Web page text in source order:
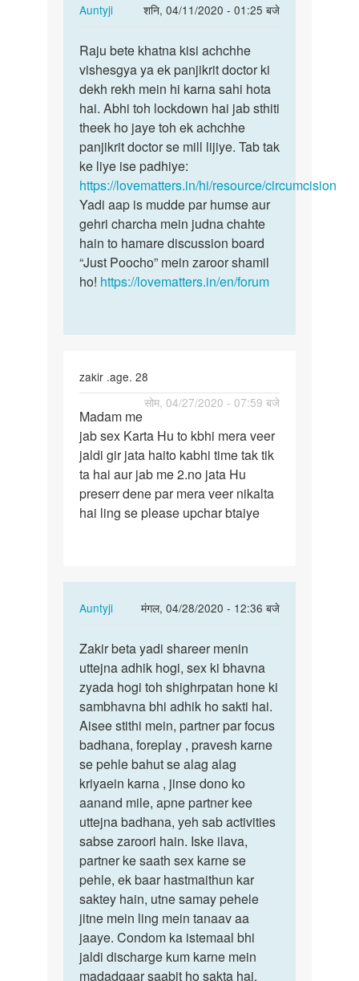
Auntyji
शनि, 04/11/2020 - 01:25 बजे
In
to
Mai
apna
penis
khatna…
by
Raju
kumar
Raju
bete
khatna
kisi…
Raju bete khatna kisi achchhe
vishesgya ya ek panjikrit doctor ki
dekh rekh mein hi karna sahi hota
hai. Abhi toh lockdown hai jab sthiti
theek ho jaye toh ek achchhe
panjikrit doctor se mill lijiye. Tab tak
ke liye ise padhiye:
https://lovematters.in/hi/resource/circumcision
Yadi aap is mudde par humse aur
gehri charcha mein judna chahte
hain to hamare discussion board
“Just Poocho” mein zaroor shamil
ho! https://lovematters.in/en/forum
zakir .age. 28
सोम, 04/27/2020 - 07:59 बजे
Madam
me
jab
sex
Karta
Hu
Madam me
jab sex Karta Hu to kbhi mera veer
jaldi gir jata haito kabhi time tak tik
ta hai aur jab me 2.no jata Hu
preserr dene par mera veer nikalta
hai ling se please upchar btaiye
Auntyji
मंगल, 04/28/2020 - 12:36 बजे
In
to
Madam
me
jab
sex
Karta
Hu
to…
by
zakir
.age.
28
Zakir
beta
yadi
shareer…
Zakir beta yadi shareer menin
uttejna adhik hogi, sex ki bhavna
zyada hogi toh shighrpatan hone ki
sambhavna bhi adhik ho sakti hai.
Aisee stithi mein, partner par focus
badhana, foreplay , pravesh karne
se pehle bahut se alag alag
kriyaein karna , jinse dono ko
aanand mile, apne partner kee
uttejna badhana, yeh sab activities
sabse zaroori hain. Iske ilava,
partner ke saath sex karne se
pehle, ek baar hastmaithun kar
saktey hain, utne samay pehele
jitne mein ling mein tanaav aa
jaaye. Condom ka istemaal bhi
jaldi discharge kum karne mein
madadgaar saabit ho sakta hai.